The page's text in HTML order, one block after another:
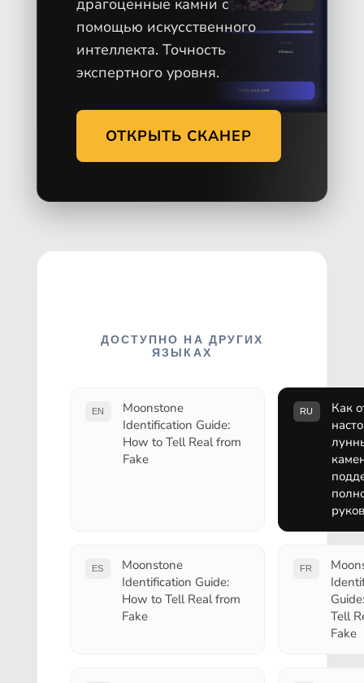
драгоценные камни с
помощью искусственного
интеллекта. Точность
экспертного уровня.
ОТКРЫТЬ СКАНЕР
ДОСТУПНО НА ДРУГИХ
ЯЗЫКАХ
EN
Moonstone
Identification Guide:
How to Tell Real from
Fake
RU
Как
ES
Moonstone
Identification Guide:
How to Tell Real from
Fake
FR
Tell
Fake